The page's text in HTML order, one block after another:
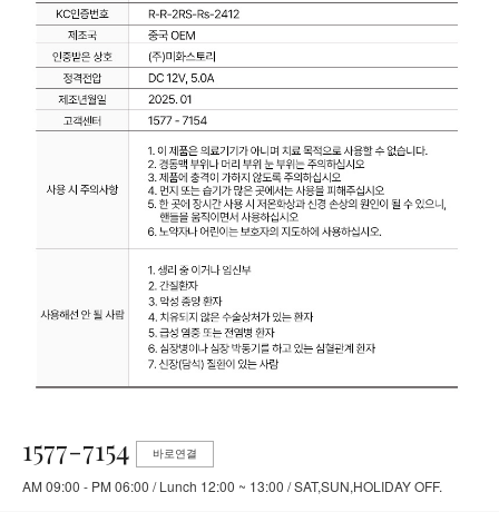
1577-7154 바로연결
AM 09:00 - PM 06:00 / Lunch 12:00 ~ 13:00 / SAT,SUN,HOLIDAY OFF.